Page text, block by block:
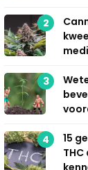
2
3
4
15